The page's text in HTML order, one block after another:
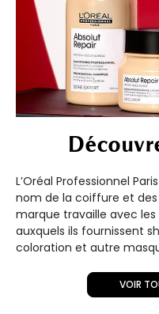
L’Oréal Professionnel
nom de la coiffure et
marque travaille avec
auxquels ils fournissent
coloration et autre
VOIR